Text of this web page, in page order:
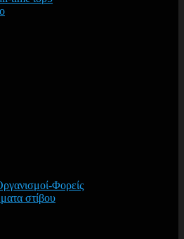
Φορείς
στίβου